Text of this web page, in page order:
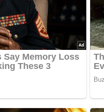
setzen. Die Temperatur